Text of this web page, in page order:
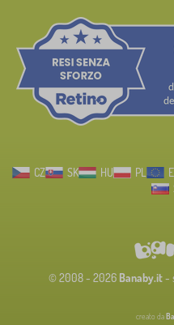
CZ SK HU PL
© 2008 - 2026 Banaby.it-
creato da